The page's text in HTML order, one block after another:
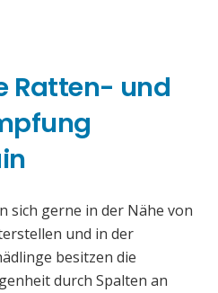
Ratten- und
sich gerne in der Nähe von
und in der
besitzen die
durch Spalten an